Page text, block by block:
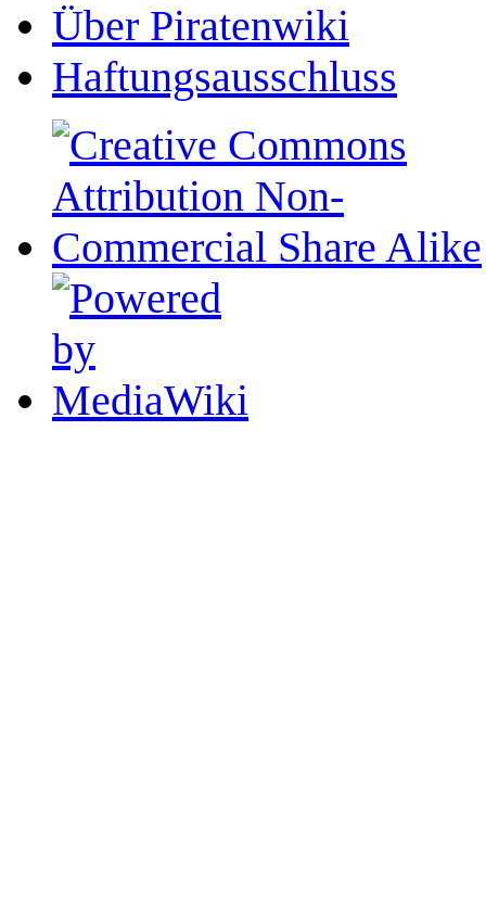
Über Piratenwiki
Haftungsausschluss